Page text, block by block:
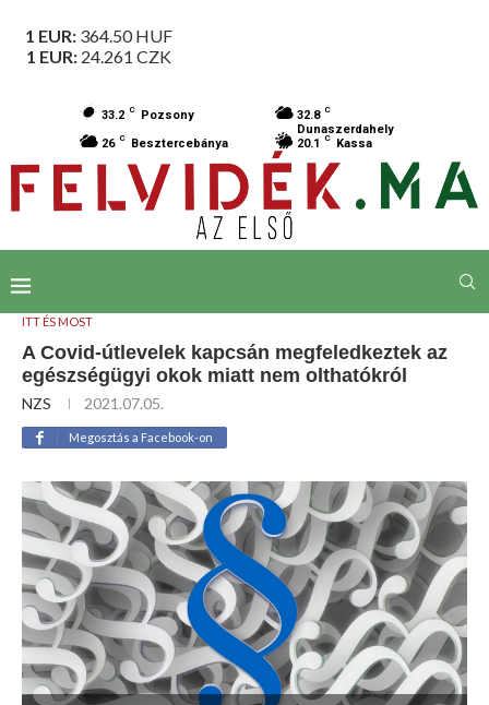
1 EUR: 364.50HUF
1 EUR: 24.261 CZK
33.2 C Pozsony 32.8 C
Dunaszerdahely
26 C Besztercebánya 20.1 C Kassa
ITT ÉS MOST
A Covid-útlevelek kapcsán megfeledkeztek az
egészségügyi okok miatt nem olthatókról
NZS 2021.07.05.
Megosztás a Facebook-on